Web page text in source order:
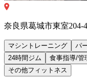
奈良県葛城市東室204-
マシントレーニング パ
24時間ジム
食事指導/管
その他フィットネス